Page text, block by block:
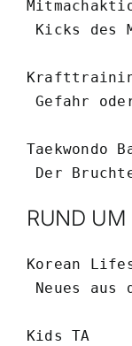
Kicks des
Gefahr
Taekwondo
Der
RUND UM
Korean
Neues aus
Kids TA